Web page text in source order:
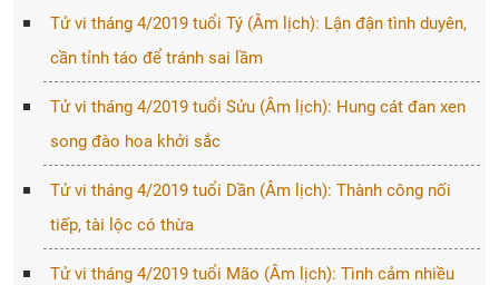
Tử vi tháng 4/2019 tuổi Tý (Âm lịch): Lận đận tình duyên,
cần tỉnh táo để tránh sai lầm
Tử vi tháng 4/2019 tuổi Sửu (Âm lịch): Hung cát đan xen
song đào hoa khởi sắc
Tử vi tháng 4/2019 tuổi Dần (Âm lịch): Thành công nối
tiếp, tài lộc có thừa
Tử vi tháng 4/2019 tuổi Mão (Âm lịch): Tình cảm nhiều